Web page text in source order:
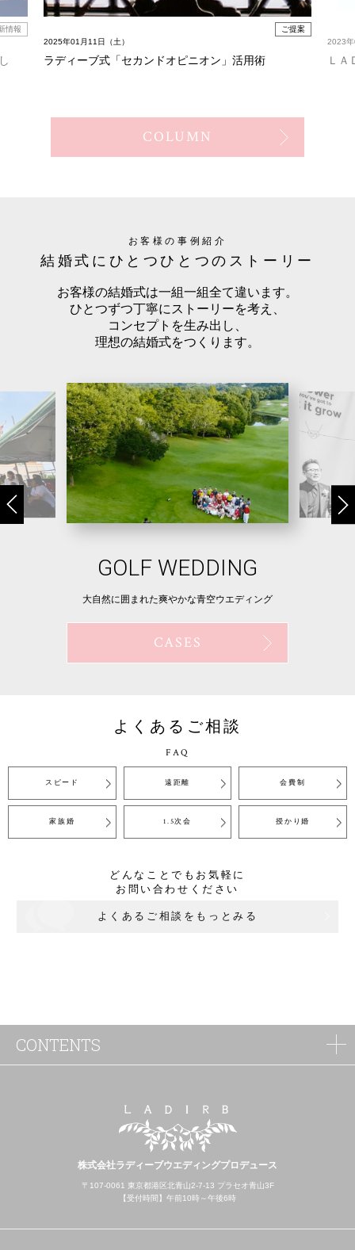
情報
ご提案
2025年01月11日（土）
ラディーブ式「セカンドオピニオン」活用術
2023
ＬＡ
COLUMN
お客様の事例紹介
結婚式にひとつひとつのストーリー
お客様の結婚式は一組一組全て違います。
ひとつずつ丁寧にストーリーを考え、
コンセプトを生み出し、
理想の結婚式をつくります。
Destination
北海道小樽で叶えるナイトウエディング
CASES
よくあるご相談
FAQ
スピード 遠距離 会費制
家族婚 1.5次会 授かり婚
どんなことでもお気軽に
お問い合わせください
よくあるご相談をもっとみる
株式会社ラディーブウエディングプロデュース
〒107-0061 東京都港区北青山2-7-13 プラセオ青山3F
【受付時間】午前10時～午後6時
CONTENTS